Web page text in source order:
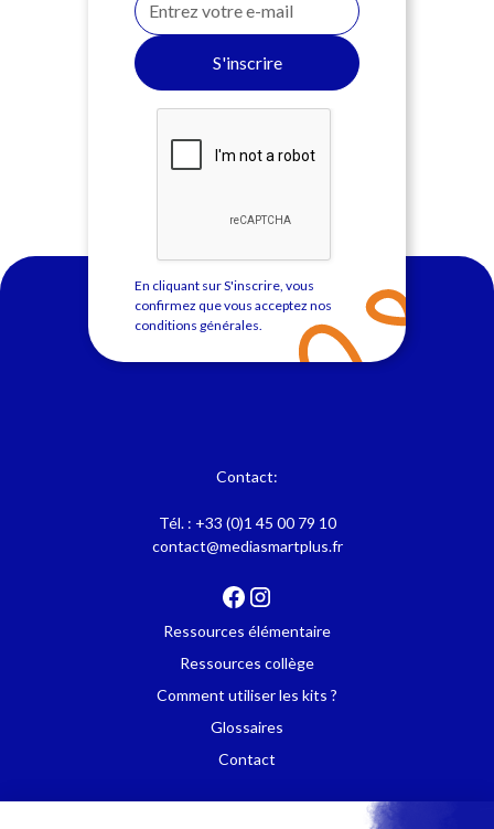
En cliquant sur S'inscrire, vous
confirmez que vous acceptez nos
conditions générales
Contact:
Tél. : +33 (0)1 45 00 79 10
contact@mediasmartplus.fr
Ressources élémentaire
Ressources collège
Comment utiliser les kits ?
Glossaires
Contact